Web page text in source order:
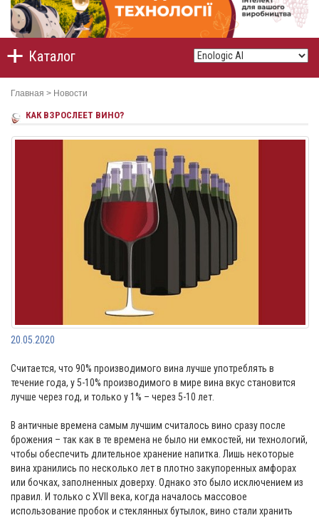
Каталог
Главная > Новости
КАК ВЗРОСЛЕЕТ ВИНО?
20.05.2020
Считается, что 90% производимого вина лучше употреблять в
течение года, у 5-10% производимого в мире вина вкус становится
лучше через год, и только у 1% – через 5-10 лет.
В античные времена самым лучшим считалось вино сразу после
брожения – так как в те времена не было ни емкостей, ни технологий,
чтобы обеспечить длительное хранение напитка. Лишь некоторые
вина хранились по несколько лет в плотно закупоренных амфорах
или бочках, заполненных доверху. Однако это было исключением из
правил. И только с XVII века, когда началось массовое
использование пробок и стеклянных бутылок, вино стали хранить